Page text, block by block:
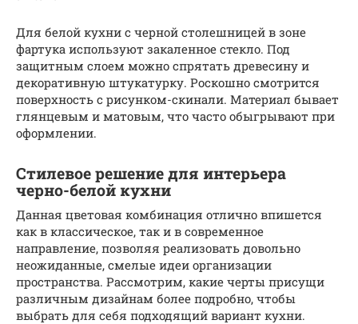
Для белой кухни с черной столешницей в зоне
фартука используют закаленное стекло. Под
защитным слоем можно спрятать древесину и
декоративную штукатурку. Роскошно смотрится
поверхность с рисунком-скинали. Материал бывает
глянцевым и матовым, что часто обыгрывают при
оформлении.
Стилевое решение для интерьера
черно-белой кухни
Данная цветовая комбинация отлично впишется
как в классическое, так и в современное
направление, позволяя реализовать довольно
неожиданные, смелые идеи организации
пространства. Рассмотрим, какие черты присущи
различным дизайнам более подробно, чтобы
выбрать для себя подходящий вариант кухни.